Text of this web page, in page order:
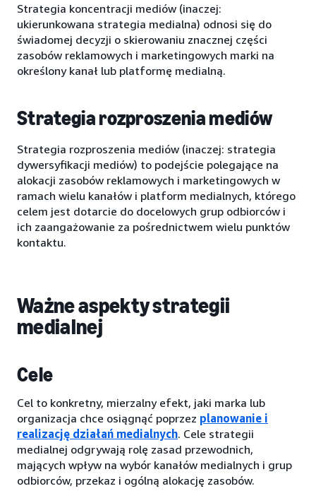
Strategia koncentracji mediów (inaczej:
ukierunkowana strategia medialna) odnosi się do
świadomej decyzji o skierowaniu znacznej części
zasobów reklamowych i marketingowych marki na
określony kanał lub platformę medialną.
Strategia rozproszenia mediów
Strategia rozproszenia mediów (inaczej: strategia
dywersyfikacji mediów) to podejście polegające na
alokacji zasobów reklamowych i marketingowych w
ramach wielu kanałów i platform medialnych, którego
celem jest dotarcie do docelowych grup odbiorców i
ich zaangażowanie za pośrednictwem wielu punktów
kontaktu.
Ważne aspekty strategii
medialnej
Cele
Cel to konkretny, mierzalny efekt, jaki marka lub
organizacja chce osiągnąć poprzez planowanie i
realizację działań medialnych. Cele strategii
medialnej odgrywają rolę zasad przewodnich,
mających wpływ na wybór kanałów medialnych i grup
odbiorców, przekaz i ogólną alokację zasobów.